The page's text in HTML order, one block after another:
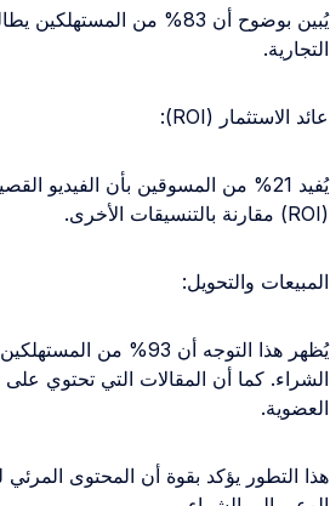
يُبين بوضوح أن 83% من
التجارية.
عائد الاستثمار (ROI):
(ROI) مقارنة بالتنسيقات الأخرى.
المبيعات والتحويل:
يُظهر هذا التوجه أن
العضوية.
هذا التطور يؤكد بقوة أن المحتوى